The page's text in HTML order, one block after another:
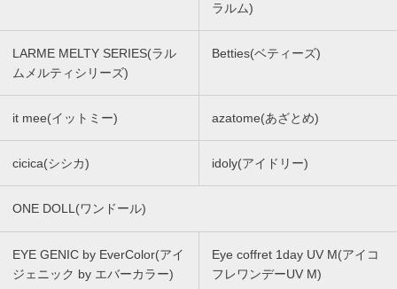
ラルム)
LARME MELTY SERIES(ラル
ムメルティシリーズ)
Betties(ベティーズ)
it mee(イットミー) azatome(あざとめ)
cicica(シシカ) idoly(アイドリー)
ONE DOLL(ワンドール)
EYE GENIC by EverColor(アイ
ジェニック by エバーカラー)
Eye coffret 1day UV M(アイコ
フレワンデーUV M)